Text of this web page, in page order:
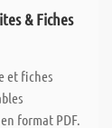
& Fiches
et fiches
format PDF.